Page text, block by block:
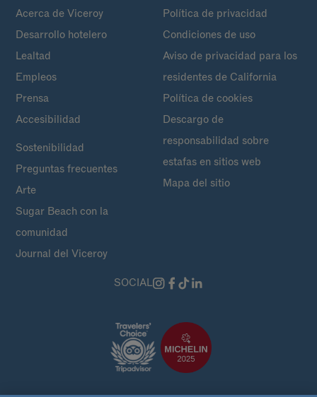
Acerca de Viceroy
Desarrollo hotelero
Lealtad
Empleos
Prensa
Accesibilidad
Política de privacidad
Condiciones de uso
Aviso de privacidad para los
residentes de California
Política de cookies
Descargo de
responsabilidad sobre
estafas en sitios web
Mapa del sitio
Sostenibilidad
Preguntas frecuentes
Arte
Sugar Beach con la
comunidad
Journal del Viceroy
SOCIAL